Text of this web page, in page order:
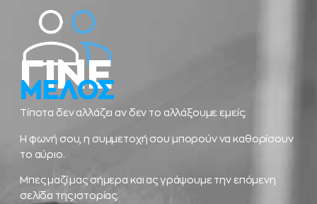
ΓΙΝΕ
ΜΕΛΟΣ
Τίποτα δεν αλλάζει αν δεν το αλλάξουμε εμείς.
Η φωνή σου, η συμμετοχή σου μπορούν να καθορίσουν
το αύριο.
Μπες μαζί μας σήμερα και ας γράψουμε την επόμενη
σελίδα της ιστορίας.